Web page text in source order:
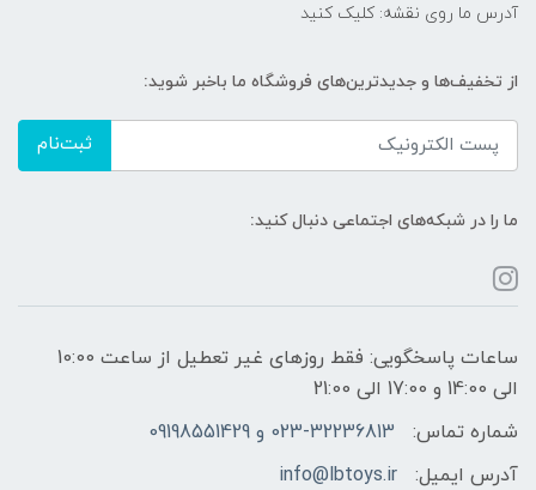
آدرس ما روی نقشه: کلیک کنید
از تخفیف‌ها و جدیدترین‌های فروشگاه ما باخبر شوید:
ثبت‌نام
ما را در شبکه‌های اجتماعی دنبال کنید:
ساعات پاسخگویی: فقط روزهای غیر تعطیل از ساعت 10:00
الی 14:00 و 17:00 الی 21:00
شماره تماس:
023-32236813 و 09198551429
آدرس ایمیل:
info@lbtoys.ir